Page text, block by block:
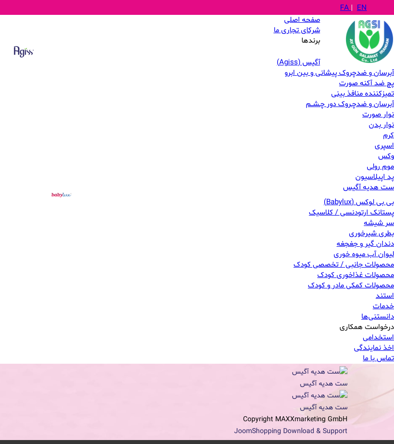
FA| EN
صفحه اصلی
شرکای تجاری ما
برندها
آگیس (Agiss)
آبرسان و ضدچروک پیشانی و بین ابرو
پچ ضد آکنه صورت
تمیزکننده منافذ بینی
آبرسان و ضدچـروک دور چـشــم
نوار صورت
نوار بدن
کرم
اسپری
وکس
موم رولی
پد اپیلاسیون
ست هدیه آگیس
بی بی لوکس (Babylux)
پستانک ارتودنسی / کلاسیک
سر شیشه
بطری شیرخوری
دندان گیر و جغجغه
لیوان آب میوه خوری
محصولات جانبی / تخصصی کودک
محصولات غذاخوری کودک
محصولات کمکی مادر و کودک
استند
خدمات
دانستنی‌ها
درخواست همکاری
استخدامی
اخذ نمایندگی
تماس با ما
ست هدیه آگیس
ست هدیه آگیس
Copyright MAXXmarketing GmbH
JoomShopping Download & Support